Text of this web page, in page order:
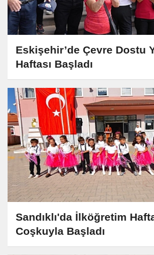
Eskişehir’de Çevre Dostu
Haftası Başladı
Sandıklı'da İlköğretim
Coşkuyla Başladı